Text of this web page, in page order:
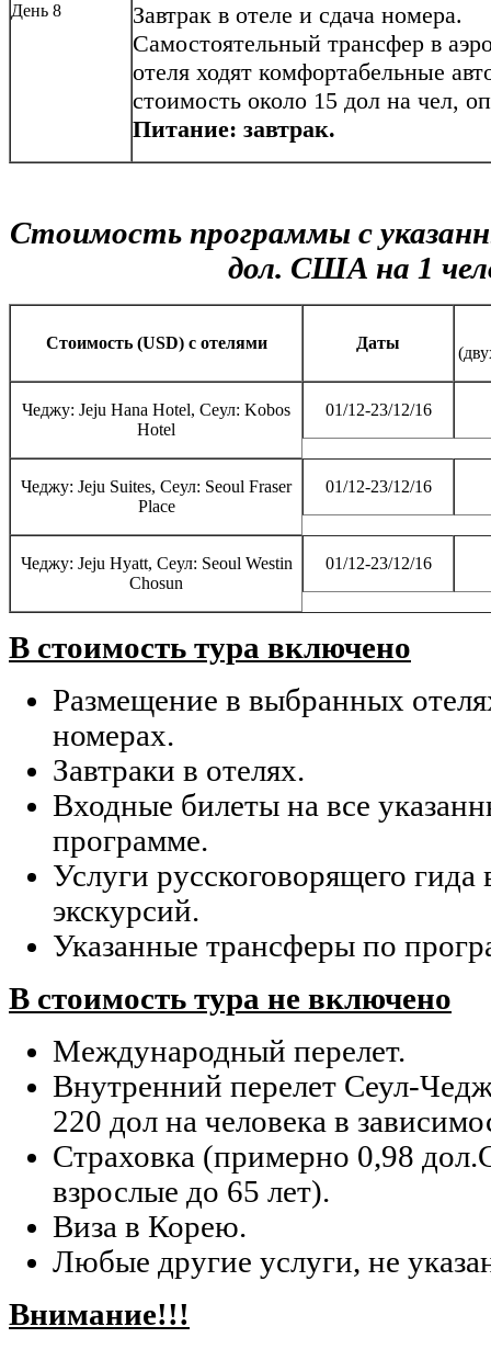
День 8
Завтрак в отеле и сдача номера.
Самостоятельный трансфер в
отеля ходят комфортабельные
стоимость около 15 дол на чел,
Питание: завтрак.
Стоимость программы с
дол. США на 1
Cтоимость (USD) с отелями Даты
Чеджу: Jeju Hana Hotel, Сеул: Kobos
Hotel
01/12-23/12/16
Чеджу: Jeju Suites, Сеул: Seoul Fraser
Place
01/12-23/12/16
Чеджу: Jeju Hyatt, Сеул: Seoul Westin
Chosun
01/12-23/12/16
В стоимость тура включено
Размещение в выбранных
номерах.
Завтраки в отелях.
Входные билеты на все
программе.
Услуги русскоговорящего
экскурсий.
Указанные трансферы по
В стоимость тура не включено
Международный перелет.
Внутренний перелет Сеул-
220 дол на человека в
Страховка (примерно 0,98
взрослые до 65 лет).
Виза в Корею.
Любые другие услуги, не
Внимание!!!